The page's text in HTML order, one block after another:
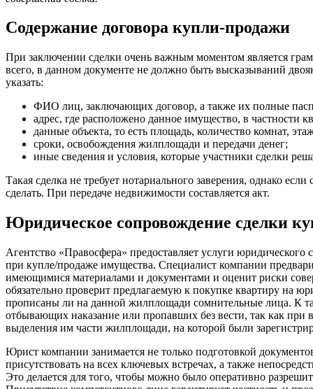
Содержание договора купли-продажи
При заключении сделки очень важным моментом является
всего, в данном документе не должно быть высказываний
указать:
ФИО лиц, заключающих договор, а также их полные
адрес, где расположено данное имущество, в частности
данные объекта, то есть площадь, количество комнат,
сроки, освобождения жилплощади и передачи денег;
иные сведения и условия, которые участники сделки
Такая сделка не требует нотариального заверения, однако
сделать. При передаче недвижимости составляется акт.
Юридическое сопровождение сделки
Агентство «Правосфера» предоставляет услуги
при купле/продаже имущества. Специалист компании
имеющимися материалами и документами и оценит риски
обязательно проверит предлагаемую к покупке квартиру на
прописаны ли на данной жилплощади сомнительные лица. К
отбывающих наказание или пропавших без вести, так как при
выделения им части жилплощади, на которой были
Юрист компании занимается не только подготовкой
присутствовать на всех ключевых встречах, а также
Это делается для того, чтобы можно было оперативно